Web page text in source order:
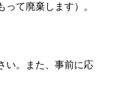
て廃棄します）。
い。また、事前に応